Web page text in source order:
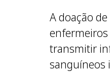
A doação
enfermeiros
transmitir
sanguíneos